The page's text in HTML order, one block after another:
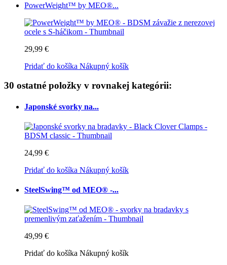
PowerWeight™ by MEO®...
29,99 €
Pridať do košíka Nákupný košík
30 ostatné položky v rovnakej kategórii:
Japonské svorky na...
24,99 €
Pridať do košíka Nákupný košík
SteelSwing™ od MEO® -...
49,99 €
Pridať do košíka Nákupný košík